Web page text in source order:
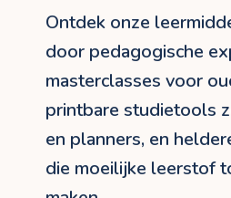
Ontdek onze
door pedagogische
masterclasses voor
printbare studietools
en planners, en
die moeilijke leerstof